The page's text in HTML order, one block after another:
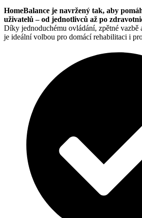
HomeBalance je navržený tak, aby
uživatelů – od jednotlivců až po
Díky jednoduchému ovládání, zpětné vazbě
je ideální volbou pro domácí rehabilitaci i